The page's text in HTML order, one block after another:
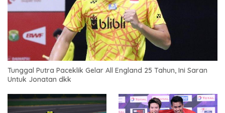
Tunggal Putra Paceklik Gelar All England 25 Tahun, Ini Saran
Untuk Jonatan dkk